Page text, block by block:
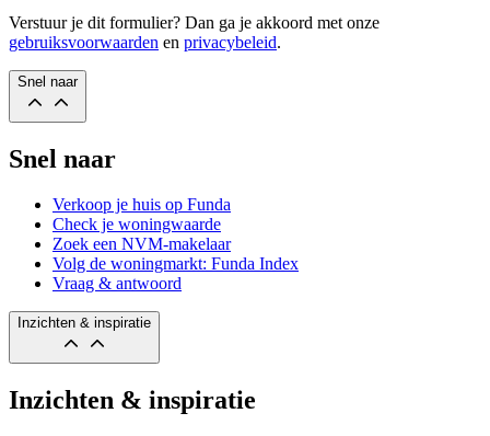
Verstuur je dit formulier? Dan ga je akkoord met onze
gebruiksvoorwaarden en privacybeleid.
Snel naar
Snel naar
Verkoop je huis op Funda
Check je woningwaarde
Zoek een NVM-makelaar
Volg de woningmarkt: Funda Index
Vraag & antwoord
Inzichten & inspiratie
Inzichten & inspiratie